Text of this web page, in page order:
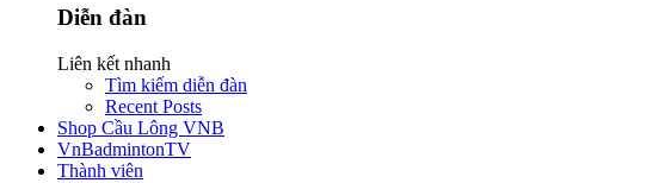
Diễn đàn
Liên kết nhanh
Tìm kiếm diễn đàn
Recent Posts
Shop Cầu Lông VNB
VnBadmintonTV
Thành viên